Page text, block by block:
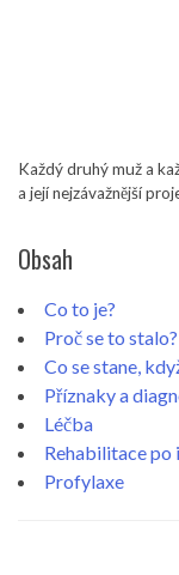
Každý druhý muž a
a její nejzávažnější
Obsah
Co to je?
Proč se to stalo?
Co se stane,
Příznaky a
Léčba
Rehabilitace
Profylaxe